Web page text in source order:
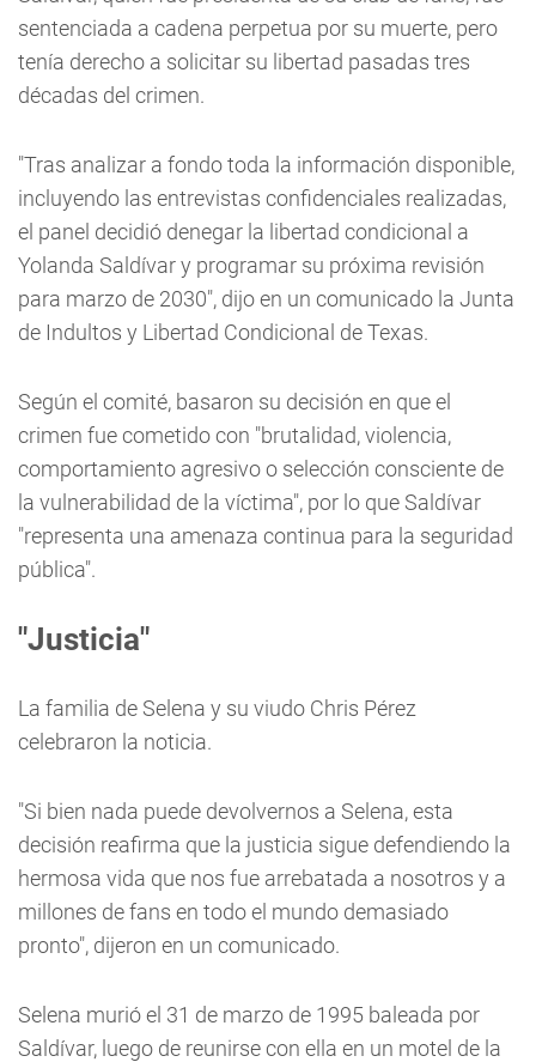
sentenciada a cadena perpetua por su muerte, pero
tenía derecho a solicitar su libertad pasadas tres
décadas del crimen.
"Tras analizar a fondo toda la información disponible,
incluyendo las entrevistas confidenciales realizadas,
el panel decidió denegar la libertad condicional a
Yolanda Saldívar y programar su próxima revisión
para marzo de 2030", dijo en un comunicado la Junta
de Indultos y Libertad Condicional de Texas.
Según el comité, basaron su decisión en que el
crimen fue cometido con "brutalidad, violencia,
comportamiento agresivo o selección consciente de
la vulnerabilidad de la víctima", por lo que Saldívar
"representa una amenaza continua para la seguridad
pública".
"Justicia"
La familia de Selena y su viudo Chris Pérez
celebraron la noticia.
"Si bien nada puede devolvernos a Selena, esta
decisión reafirma que la justicia sigue defendiendo la
hermosa vida que nos fue arrebatada a nosotros y a
millones de fans en todo el mundo demasiado
pronto", dijeron en un comunicado.
Selena murió el 31 de marzo de 1995 baleada por
Saldívar, luego de reunirse con ella en un motel de la